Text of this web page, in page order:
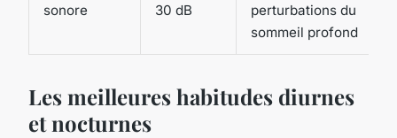
sonore
30 dB
perturbations du
sommeil profond
Les meilleures habitudes diurnes
et nocturnes